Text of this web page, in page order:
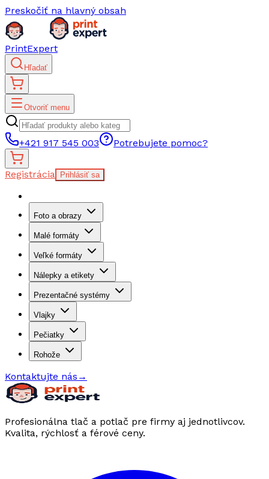
Preskočiť na hlavný obsah
PrintExpert
Hľadať
Otvoriť menu
+421 917 545 003 Potrebujete pomoc?
Registrácia Prihlásiť sa
Foto a obrazy
Malé formáty
Veľké formáty
Nálepky a etikety
Prezentačné systémy
Vlajky
Pečiatky
Rohože
Kontaktujte nás →
Profesionálna tlač a potlač pre firmy aj jednotlivcov.
Kvalita, rýchlosť a férové ceny.